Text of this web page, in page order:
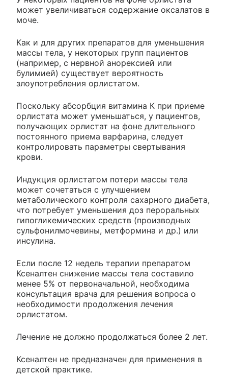
может увеличиваться содержание оксалатов в
моче.
Как и для других препаратов для уменьшения
массы тела, у некоторых групп пациентов
(например, с нервной анорексией или
булимией) существует вероятность
злоупотребления орлистатом.
Поскольку абсорбция витамина К при приеме
орлистата может уменьшаться, у пациентов,
получающих орлистат на фоне длительного
постоянного приема варфарина, следует
контролировать параметры свертывания
крови.
Индукция орлистатом потери массы тела
может сочетаться с улучшением
метаболического контроля сахарного диабета,
что потребует уменьшения доз пероральных
гипогликемических средств (производных
сульфонилмочевины, метформина и др.) или
инсулина.
Если после 12 недель терапии препаратом
Ксеналтен снижение массы тела составило
менее 5% от первоначальной, необходима
консультация врача для решения вопроса о
необходимости продолжения лечения
орлистатом.
Лечение не должно продолжаться более 2 лет.
Ксеналтен не предназначен для применения в
детской практике.